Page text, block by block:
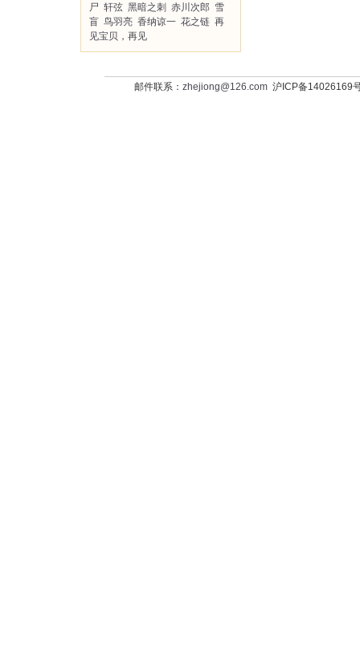
尸 轩弦 黑暗之刺 赤川次郎 雪
盲 鸟羽亮 香纳谅一 花之链 再
见宝贝，再见
邮件联系： zhejiong@126.com沪ICP备14026169